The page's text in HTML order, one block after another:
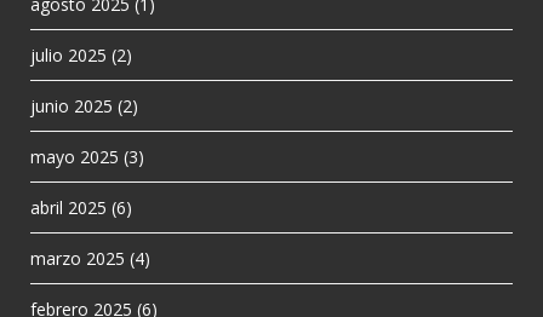
julio 2025 (2)
junio 2025 (2)
mayo 2025 (3)
abril 2025 (6)
marzo 2025 (4)
febrero 2025 (6)